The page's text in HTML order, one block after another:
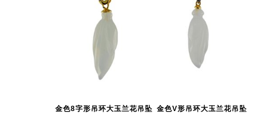
金色8字形吊环大玉兰花吊坠 金色V形吊环大玉兰花吊坠